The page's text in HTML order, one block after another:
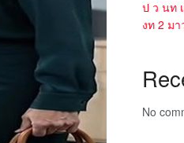
ป ว นท
งท 2 มา
No